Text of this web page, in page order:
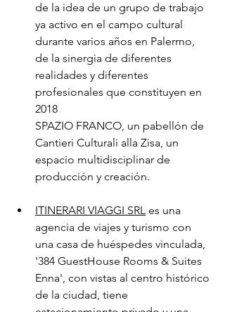
de la idea de un grupo de trabajo
ya activo en el campo cultural
durante varios años en Palermo,
de la sinergia de diferentes
realidades y diferentes
profesionales que constituyen en
2018
SPAZIO FRANCO, un pabellón de
Cantieri Culturali alla Zisa, un
espacio multidisciplinar de
producción y creación.
ITINERARI VIAGGI SRL es una
agencia de viajes y turismo con
una casa de huéspedes vinculada,
'384 GuestHouse Rooms & Suites
Enna', con vistas al centro histórico
de la ciudad, tiene